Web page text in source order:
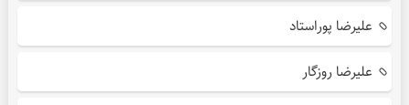
علیرضا پوراستاد
علیرضا روزگار